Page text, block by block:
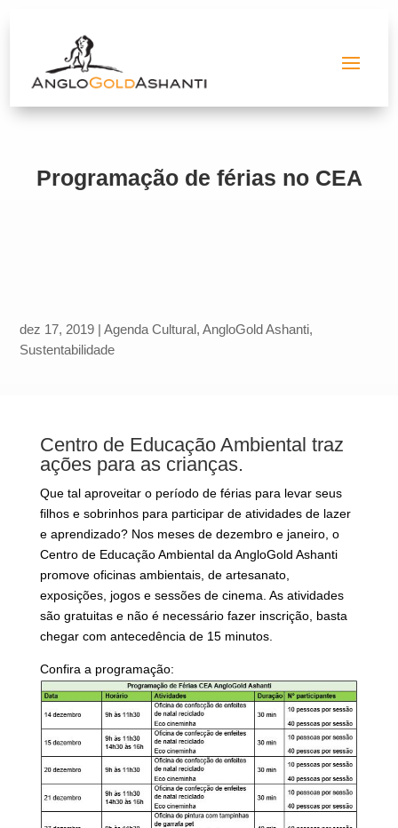
Programação de férias no CEA
dez 17, 2019 |Agenda Cultural,AngloGold Ashanti,
Sustentabilidade
Centro de Educação Ambiental traz
ações para as crianças.
Que tal aproveitar o período de férias para levar seus
filhos e sobrinhos para participar de atividades de lazer
e aprendizado? Nos meses de dezembro e janeiro, o
Centro de Educação Ambiental da AngloGold Ashanti
promove oficinas ambientais, de artesanato,
exposições, jogos e sessões de cinema. As atividades
são gratuitas e não é necessário fazer inscrição, basta
chegar com antecedência de 15 minutos.
Confira a programação: